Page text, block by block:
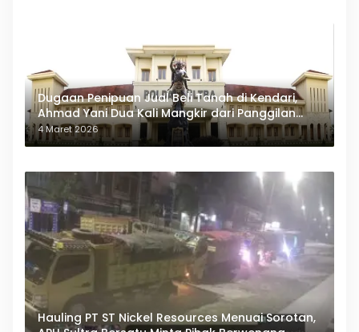
Dugaan Penipuan Jual Beli Tanah di Kendari,
Ahmad Yani Dua Kali Mangkir dari Panggilan
Polda Sultra
4 Maret 2026
Hauling PT ST Nickel Resources Menuai Sorotan,